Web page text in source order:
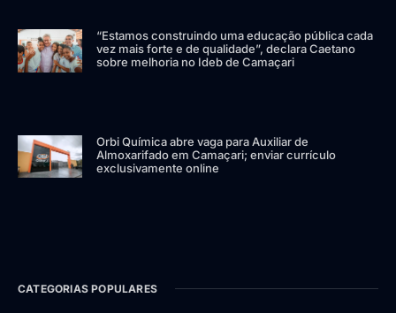
“Estamos construindo uma educação pública cada
vez mais forte e de qualidade”, declara Caetano
sobre melhoria no Ideb de Camaçari
Orbi Química abre vaga para Auxiliar de
Almoxarifado em Camaçari; enviar currículo
exclusivamente online
CATEGORIAS POPULARES